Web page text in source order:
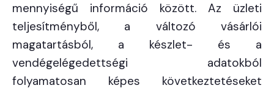
mennyiségű információ között. Az üzleti
teljesítményből, a változó vásárlói
magatartásból, a készlet- és a
vendégelégedettségi adatokból
folyamatosan képes következtetéseket